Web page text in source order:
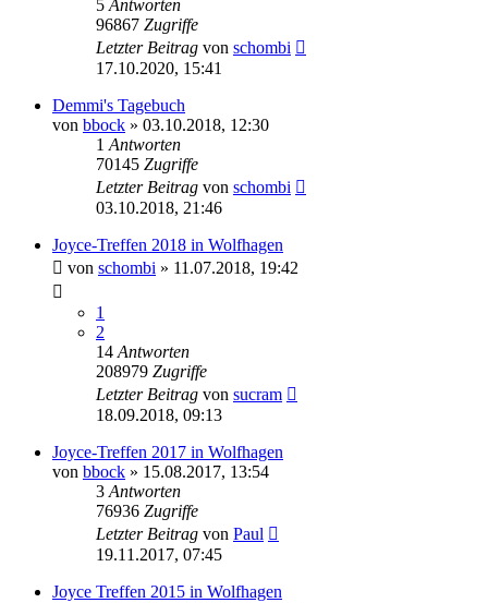
5 Antworten
96867 Zugriffe
Letzter Beitrag von schombi
17.10.2020, 15:41
Demmi's Tagebuch
von bbock » 03.10.2018, 12:30
1 Antworten
70145 Zugriffe
Letzter Beitrag von schombi
03.10.2018, 21:46
Joyce-Treffen 2018 in Wolfhagen
von schombi » 11.07.2018, 19:42
1
2
14 Antworten
208979 Zugriffe
Letzter Beitrag von sucram
18.09.2018, 09:13
Joyce-Treffen 2017 in Wolfhagen
von bbock » 15.08.2017, 13:54
3 Antworten
76936 Zugriffe
Letzter Beitrag von Paul
19.11.2017, 07:45
Joyce Treffen 2015 in Wolfhagen